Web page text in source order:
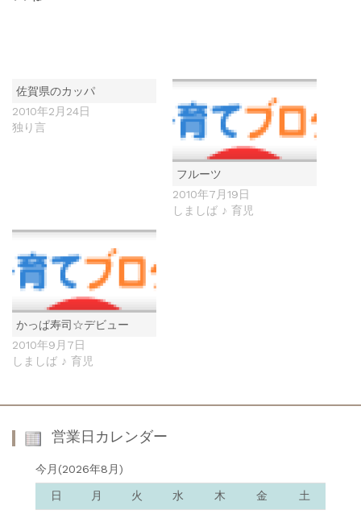
佐賀県のカッパ
2010年2月24日
独り言
フルーツ
2010年7月19日
しましば ♪ 育児
かっぱ寿司☆デビュー
2010年9月7日
しましば ♪ 育児
営業日カレンダー
今月(2026年8月)
日 月 火 水 木 金 土